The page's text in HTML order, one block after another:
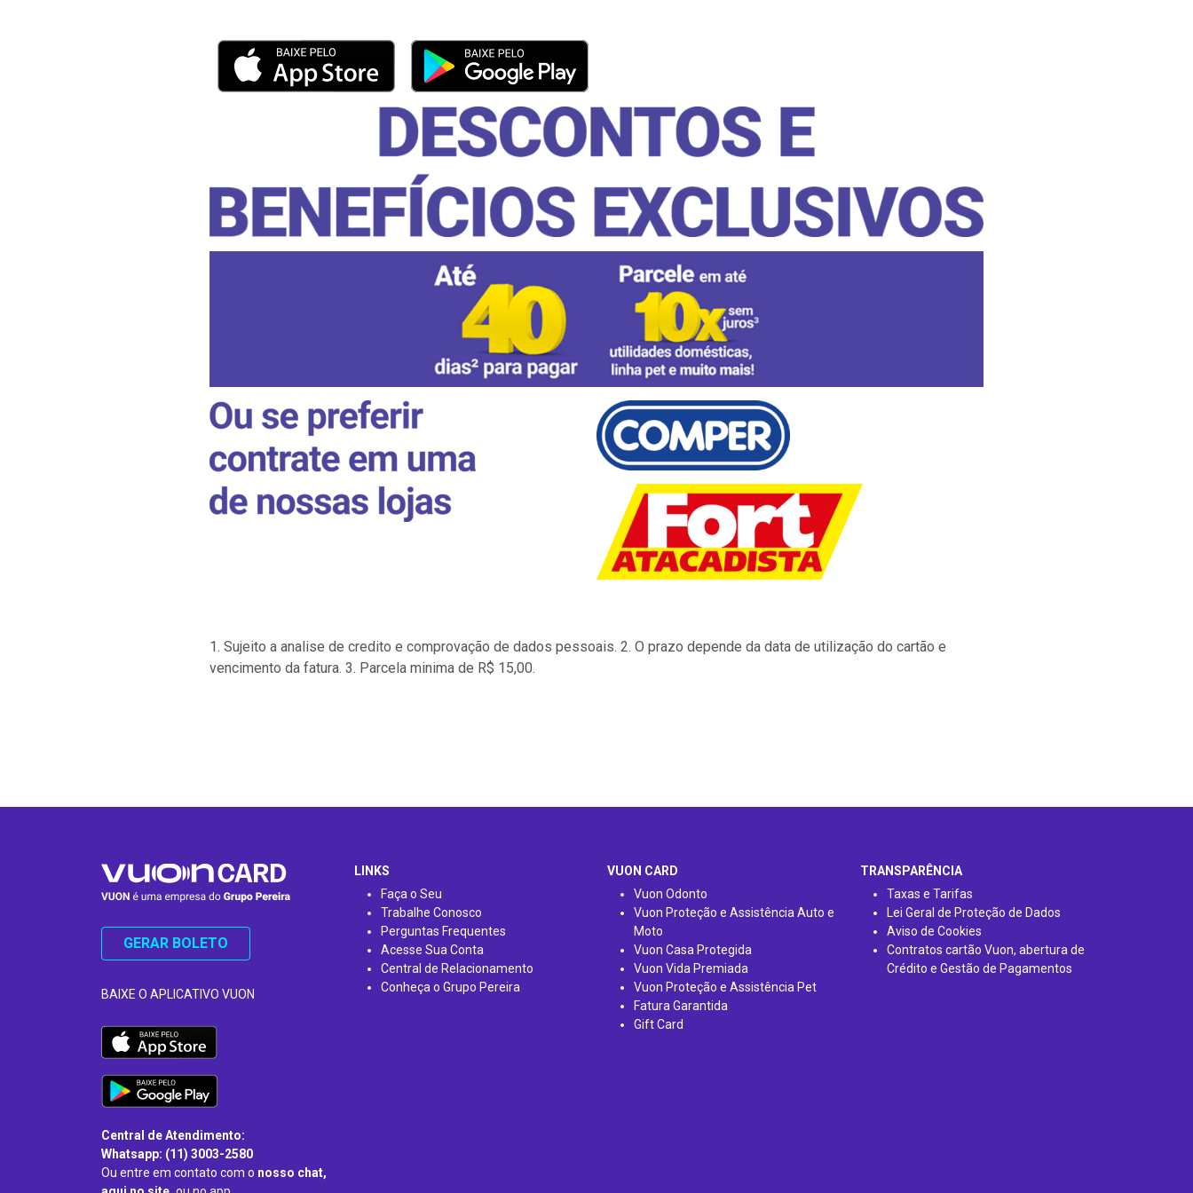
1. Sujeito a analise de credito e comprovação de dados pessoais. 2. O prazo depende da data de utilização do cartão e
vencimento da fatura. 3. Parcela minima de R$ 15,00.
GERAR BOLETO
BAIXE O APLICATIVO VUON
Central de Atendimento:
Whatsapp: (11) 3003-2580
Ou entre em contato com o nosso chat,
LINKS
Faça o Seu
Trabalhe Conosco
Perguntas Frequentes
Acesse Sua Conta
Central de Relacionamento
Conheça o Grupo Pereira
VUON CARD
Vuon Odonto
Vuon Proteção e Assistência Auto e
Moto
Vuon Casa Protegida
Vuon Vida Premiada
Vuon Proteção e Assistência Pet
Fatura Garantida
Gift Card
TRANSPARÊNCIA
Taxas e Tarifas
Lei Geral de Proteção de Dados
Aviso de Cookies
Contratos cartão Vuon, abertura de
Crédito e Gestão de Pagamentos